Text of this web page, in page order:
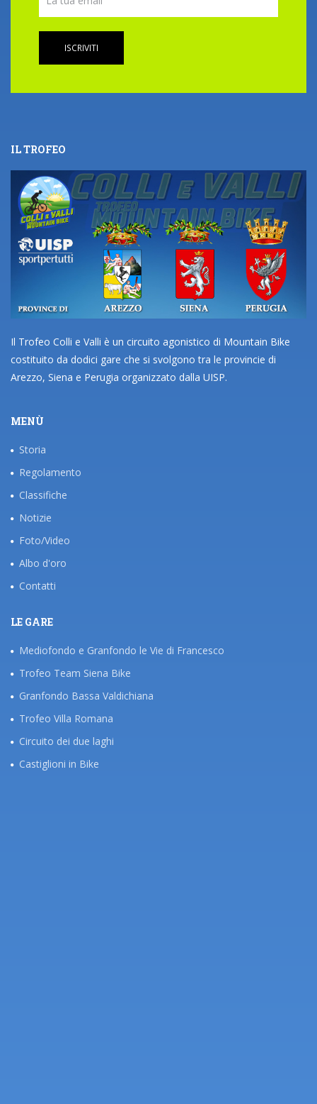
ISCRIVITI
IL TROFEO
Il Trofeo Colli e Valli è un circuito agonistico di Mountain Bike
costituito da dodici gare che si svolgono tra le provincie di
Arezzo, Siena e Perugia organizzato dalla UISP.
MENÙ
Storia
Regolamento
Classifiche
Notizie
Foto/Video
Albo d'oro
Contatti
LE GARE
Mediofondo e Granfondo le Vie di Francesco
Trofeo Team Siena Bike
Granfondo Bassa Valdichiana
Trofeo Villa Romana
Circuito dei due laghi
Castiglioni in Bike